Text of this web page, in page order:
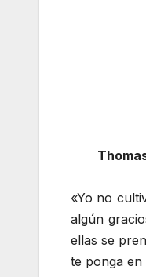
«Yo no
algún
ellas se
te ponga en